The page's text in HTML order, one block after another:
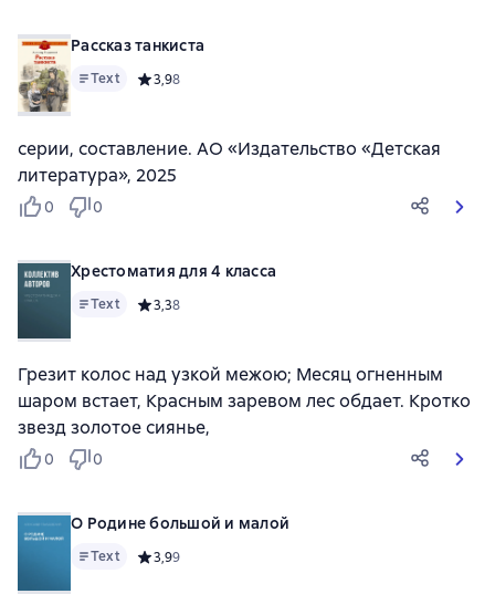
Рассказ танкиста
Text Средний рейтинг 3,9 на основе 8 оценок
3,98
серии, составление. АО «Издательство «Детская
литература», 2025
0 0
Хрестоматия для 4 класса
Text Средний рейтинг 3,3 на основе 8 оценок
3,38
Грезит колос над узкой межою; Месяц огненным
шаром встает, Красным заревом лес обдает. Кротко
звезд золотое сиянье,
0 0
О Родине большой и малой
Text Средний рейтинг 3,9 на основе 9 оценок
3,99